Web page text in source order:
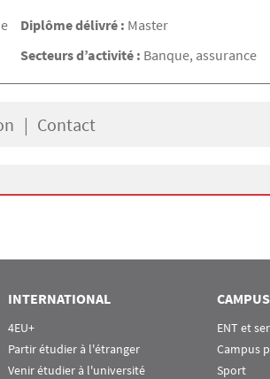
Diplôme délivré : Master
Secteurs d’activité : Banque, assurance
Contact
INTERNATIONAL
4EU+
Partir étudier à l'étranger
Venir étudier à l'université
CAMPUS
ENT et
Campus
Sport